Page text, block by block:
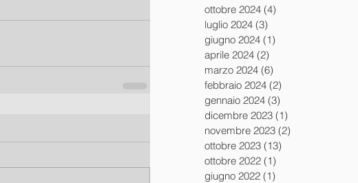
ottobre 2024 (4)
luglio 2024 (3)
giugno 2024 (1)
aprile 2024 (2)
marzo 2024 (6)
febbraio 2024 (2)
gennaio 2024 (3)
dicembre 2023 (1)
novembre 2023 (2)
ottobre 2023 (13)
ottobre 2022 (1)
giugno 2022 (1)